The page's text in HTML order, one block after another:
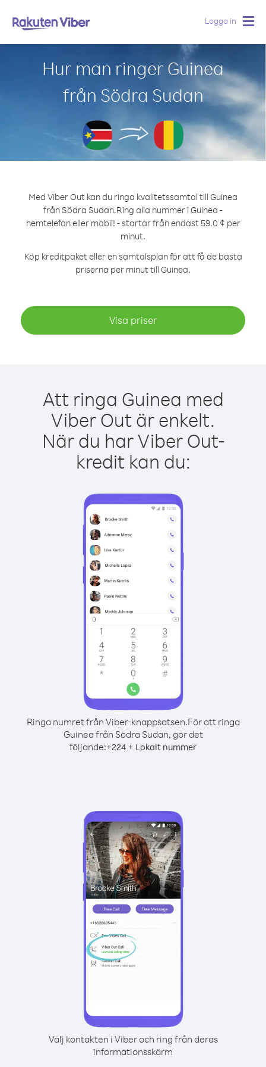
Logga in
Hur man ringer Guinea
från Södra Sudan
Med Viber Out kan du ringa kvalitetssamtal till Guinea
från Södra Sudan.Ring alla nummer i Guinea -
hemtelefon eller mobil! - startar från endast 59.0 ¢ per
minut.
Köp kreditpaket eller en samtalsplan för att få de bästa
priserna per minut till Guinea.
Visa priser
Att ringa Guinea med
Viber Out är enkelt.
När du har Viber Out-
kredit kan du:
Ringa numret från Viber-knappsatsen.För att ringa
Guinea från Södra Sudan, gör det
följande:+224 + Lokalt nummer
Välj kontakten i Viber och ring från deras
informationsskärm